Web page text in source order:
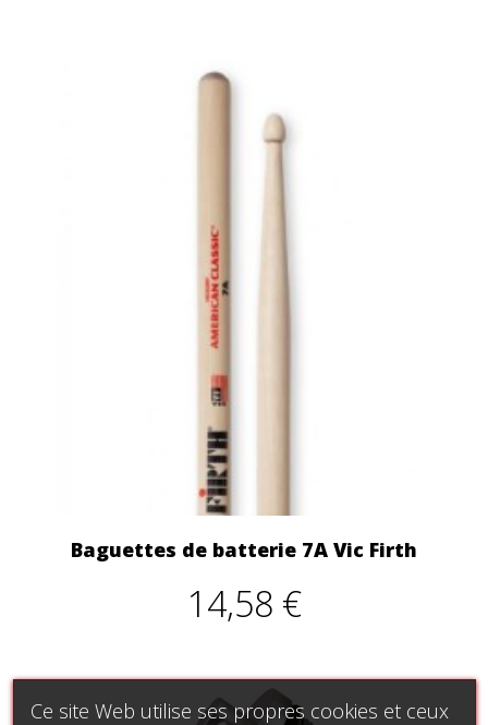
Baguettes de batterie 7A Vic Firth
14,58 €
Ce site Web utilise ses propres cookies et ceux